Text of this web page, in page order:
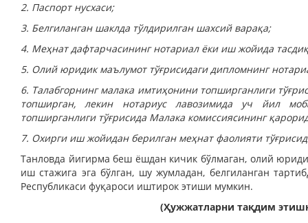
2. Паспорт нусхаси;
3. Белгиланган шаклда тўлдирилган шахсий варақа;
4. Меҳнат дафтарчасининг нотариал ёки иш жойида
5. Олий юридик маълумот тўғрисидаги дипломнинг
6. Талабгорнинг малака имтиҳонини топширганлиги
топширган, лекин нотариус лавозимида уч йил
топширганлиги тўғрисида Малака комиссиясининг
7. Охирги иш жойидан берилган меҳнат фаолияти
Танловда йигирма беш ёш­дан кичик бўлмаган, олий
иш стажига эга бўлган, шу жумладан, белгиланган
Республикаси фуқароси иштирок этиши мумкин.
(Ҳужжатларни тақдим